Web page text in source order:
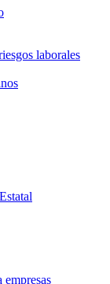
laborales
empresas